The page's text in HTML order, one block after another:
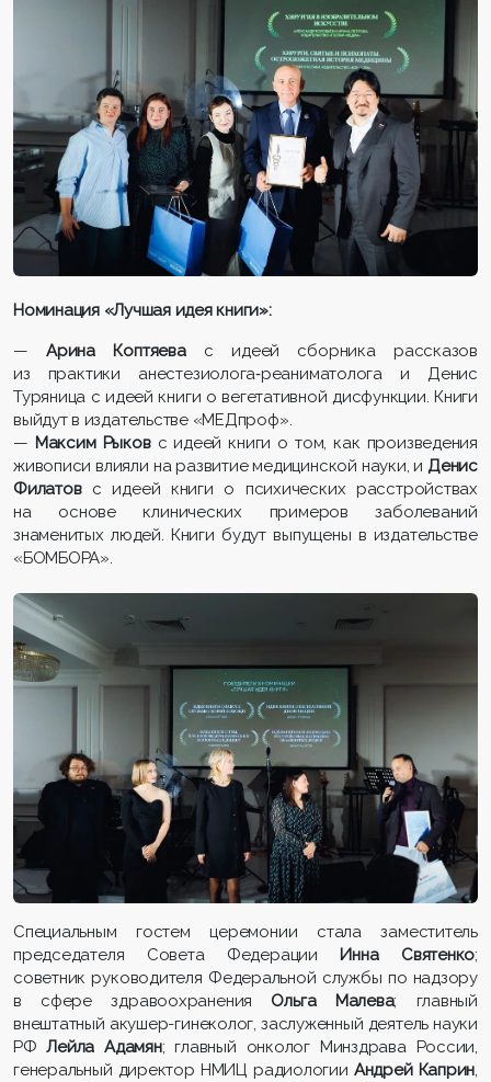
Номинация «Лучшая идея книги»:
—Арина Коптяевас идеей сборника рассказов
из практики анестезиолога‑реаниматолога и Денис
Туряница с идеей книги о вегетативной дисфункции. Книги
выйдут в издательстве «МЕДпроф».
— Максим Рыковс идеей книги о том, как произведения
живописи влияли на развитие медицинской науки, иДенис
Филатовс идеей книги о психических расстройствах
на основе клинических примеров заболеваний
знаменитых людей. Книги будут выпущены в издательстве
«БОМБОРА».
Специальным гостем церемонии стала заместитель
председателя Совета Федерации Инна Святенко;
советник руководителя Федеральной службы по надзору
в сфере здравоохранения Ольга Малева; главный
внештатный акушер-гинеколог, заслуженный деятель науки
РФЛейла Адамян; главный онколог Минздрава России,
генеральный директор НМИЦ радиологии Андрей Каприн,